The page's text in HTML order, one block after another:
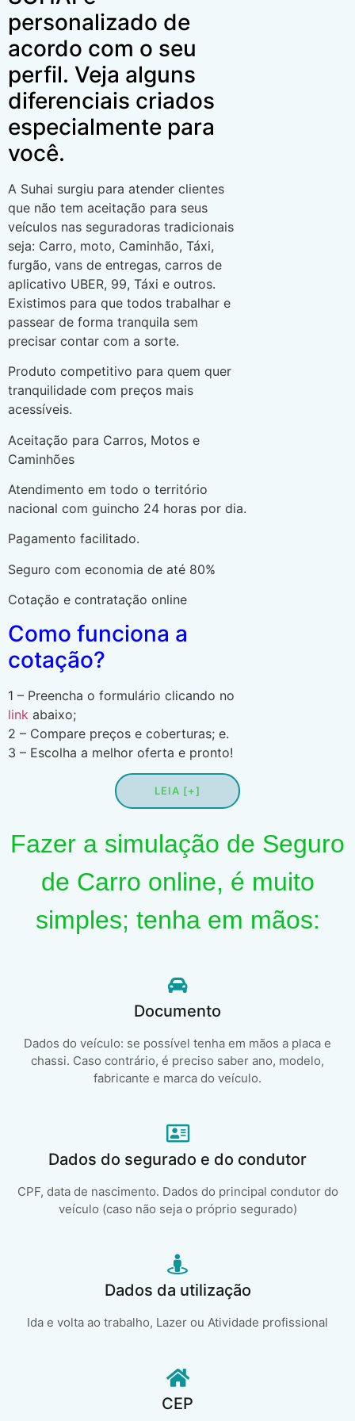
personalizado de
acordo com o seu
perfil. Veja alguns
diferenciais criados
especialmente para
você.
A Suhai surgiu para atender clientes
que não tem aceitação para seus
veículos nas seguradoras tradicionais
seja: Carro, moto, Caminhão, Táxi,
furgão, vans de entregas, carros de
aplicativo UBER, 99, Táxi e outros.
Existimos para que todos trabalhar e
passear de forma tranquila sem
precisar contar com a sorte.
Produto competitivo para quem quer
tranquilidade com preços mais
acessíveis.
Aceitação para Carros, Motos e
Caminhões
Atendimento em todo o território
nacional com guincho 24 horas por dia.
Pagamento facilitado.
Seguro com economia de até 80%
Cotação e contratação online
Como funciona a
cotação?
1 – Preencha o formulário clicando no
link abaixo;
2 – Compare preços e coberturas; e.
3 – Escolha a melhor oferta e pronto!
LEIA [+]
Fazer a simulação de Seguro
de Carro online, é muito
simples; tenha em mãos:
Documento
Dados do veículo: se possível tenha em mãos a placa e
chassi. Caso contrário, é preciso saber ano, modelo,
fabricante e marca do veículo.
Dados do segurado e do condutor
CPF, data de nascimento. Dados do principal condutor do
veículo (caso não seja o próprio segurado)
Dados da utilização
Ida e volta ao trabalho, Lazer ou Atividade profissional
CEP